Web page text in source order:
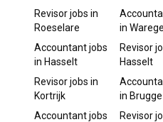
Revisorjobs in
Roeselare
in
Accountantjobs
in Hasselt
Revisor
Hasselt
Revisorjobs in
Kortrijk
in Brugge
Accountantjobs
Revisor